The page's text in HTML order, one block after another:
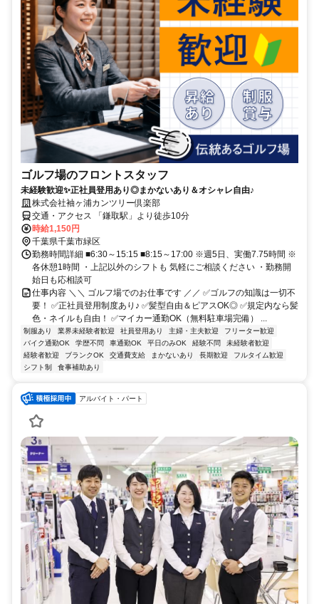
ゴルフ場のフロントスタッフ
未経験歓迎✨正社員登用あり◎まかないあり＆オシャレ自由♪
株式会社袖ヶ浦カンツリー倶楽部
交通・アクセス 「鎌取駅」より徒歩10分
時給1,150円
千葉県千葉市緑区
勤務時間詳細 ■6:30～15:15 ■8:15～17:00 ※週5日、実働7.75時間 ※
各休憩1時間 ・上記以外のシフトも 気軽にご相談ください ・勤務開
始日も応相談可
仕事内容 ＼＼ ゴルフ場でのお仕事です ／／ ✅ゴルフの知識は一切不
要！ ✅正社員登用制度あり♪ ✅髪型自由＆ピアスOK◎ ✅規定内なら髪
色・ネイルも自由！ ✅マイカー通勤OK（無料駐車場完備） ...
制服あり 業界未経験者歓迎 社員登用あり 主婦・主夫歓迎
フリーター歓迎
バイク通勤OK
学歴不問 車通勤OK 平日のみOK 経験不問
未経験者歓迎
経験者歓迎
ブランクOK 交通費支給 まかないあり 長期歓迎
フルタイム歓迎
シフト制
食事補助あり
アルバイト・パート